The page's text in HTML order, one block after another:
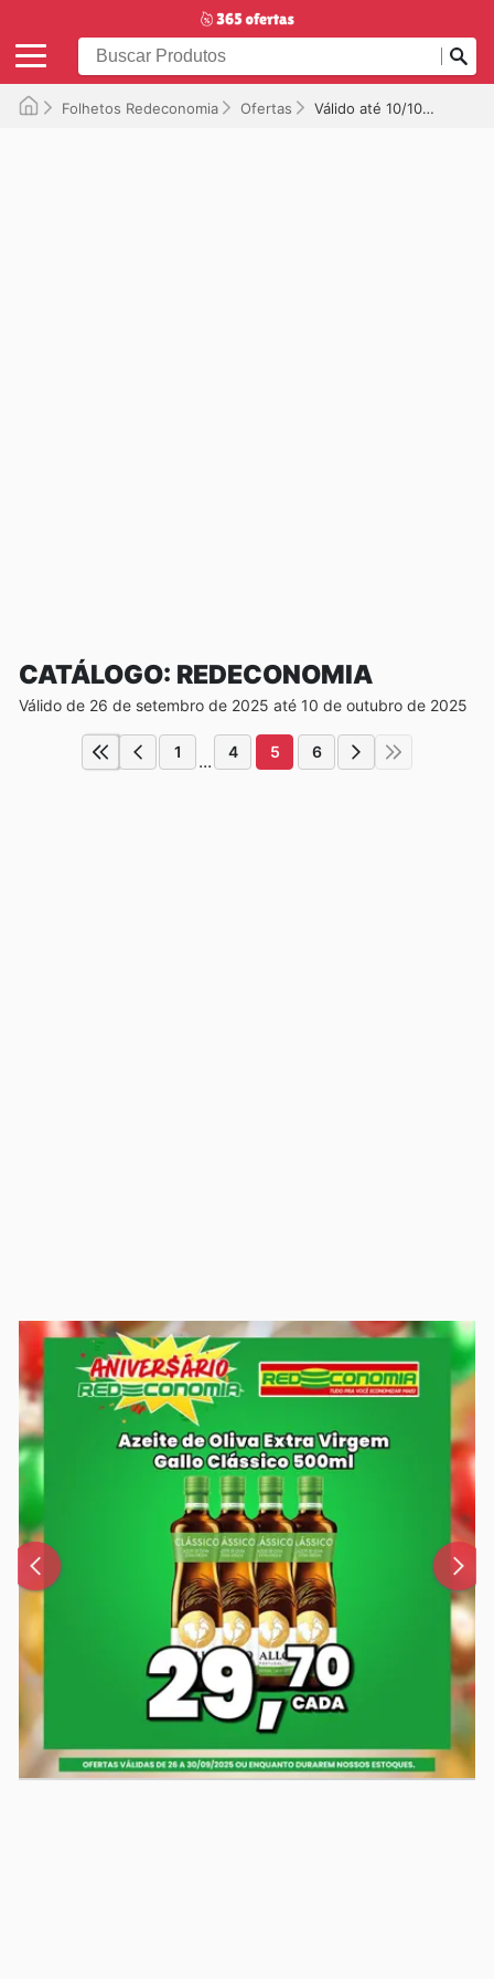
Folhetos Redeconomia Ofertas Válido até 10/10/2025
CATÁLOGO: REDECONOMIA
Válido de 26 de setembro de 2025 até 10 de outubro de 2025
1 ... 4 5 6